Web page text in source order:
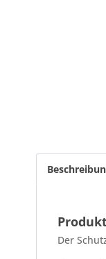
Der